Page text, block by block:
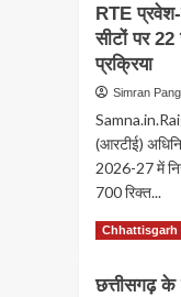
RTE
सीटों पर
प्रक्रिया
Simran
(आरटीई)
2026-27 में
700 रिक्त...
Read More
Chhattisgarh
छत्तीसगढ़